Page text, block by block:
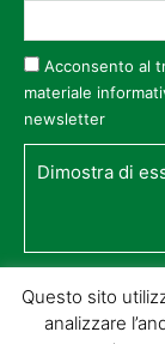
Acconsento al
materiale
newsletter
Dimostra di
Questo sito
analizzare